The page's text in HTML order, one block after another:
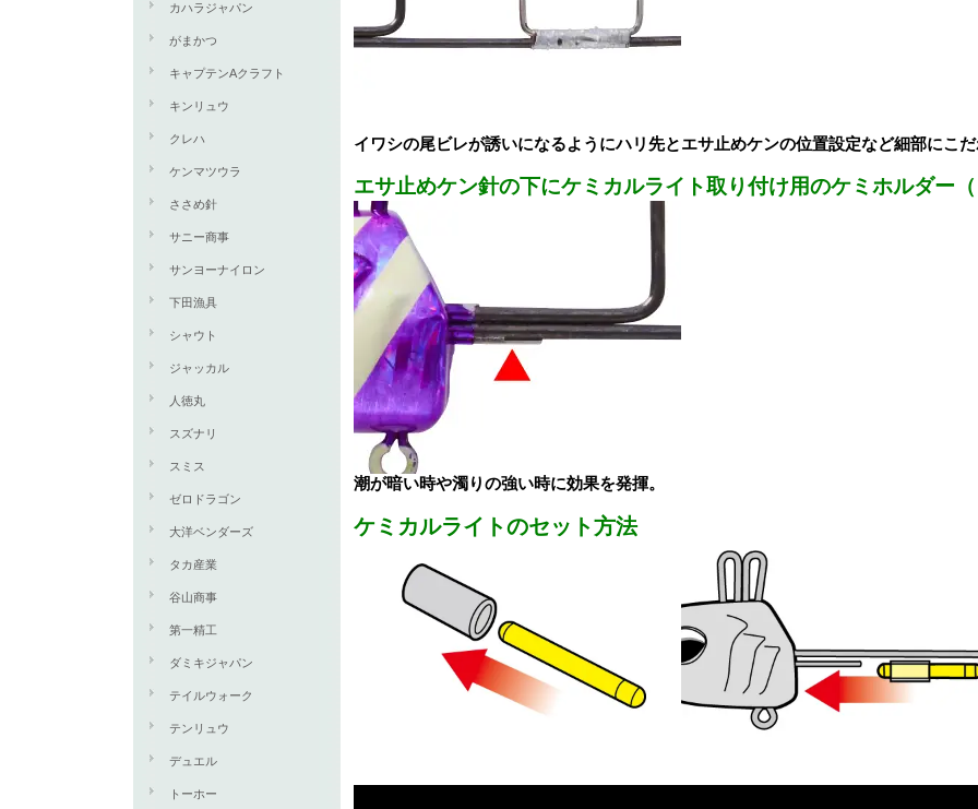
カハラジャパン
がまかつ
キャプテンAクラフト
キンリュウ
クレハ
ケンマツウラ
ささめ針
サニー商事
サンヨーナイロン
下田漁具
シャウト
ジャッカル
人徳丸
スズナリ
スミス
ゼロドラゴン
大洋ベンダーズ
タカ産業
谷山商事
第一精工
ダミキジャパン
テイルウォーク
テンリュウ
デュエル
トーホー
イワシの尾ビレが誘いになるようにハリ先とエサ止めケンの位置設定など細部にこ
エサ止めケン針の下にケミカルライト取り付け用のケミホルダー
潮が暗い時や濁りの強い時に効果を発揮。
ケミカルライトのセット方法